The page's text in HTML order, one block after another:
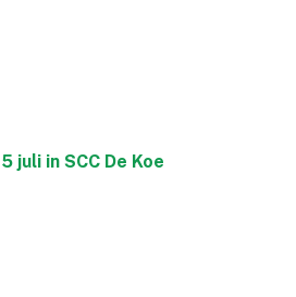
juli in SCC De Koe